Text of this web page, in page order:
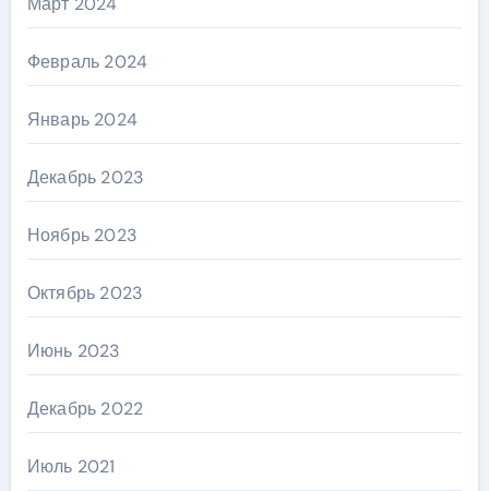
Февраль 2024
Январь 2024
Декабрь 2023
Ноябрь 2023
Октябрь 2023
Июнь 2023
Декабрь 2022
Июль 2021